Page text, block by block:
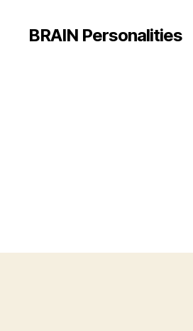
BRAIN Personalities